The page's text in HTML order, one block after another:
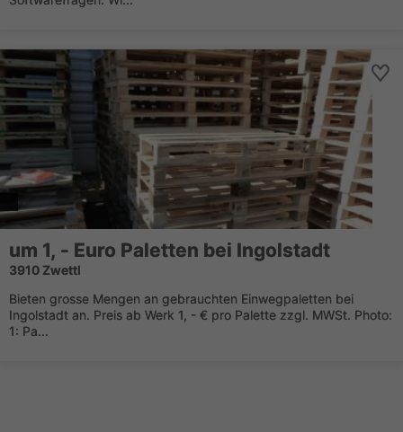
um 1, - Euro Paletten bei Ingolstadt
3910 Zwettl
Bieten grosse Mengen an gebrauchten Einwegpaletten bei
Ingolstadt an. Preis ab Werk 1, - € pro Palette zzgl. MWSt. Photo:
1: Pa...